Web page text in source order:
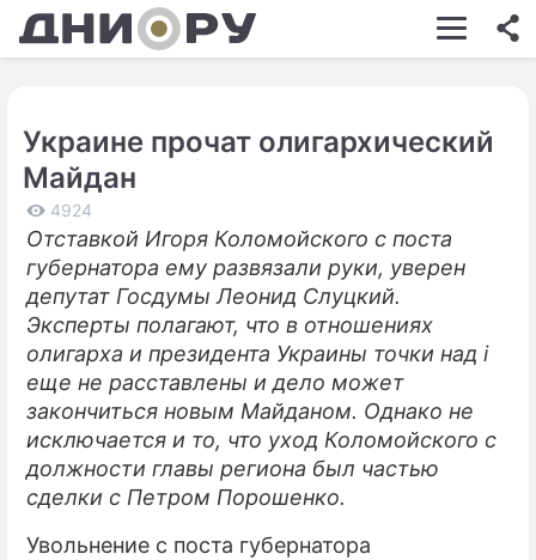
ШОУ-БИЗНЕС
КИНО
ЗДОРОВЬЕ
ЭКОНОМИКА
ПРОИСШЕСТВИЯ
СОННИК
СТИЛЬ ЖИЗНИ
Украине прочат олигархический
Майдан
4924
Отставкой Игоря Коломойского с поста
губернатора ему развязали руки, уверен
депутат Госдумы Леонид Слуцкий.
Эксперты полагают, что в отношениях
олигарха и президента Украины точки над i
еще не расставлены и дело может
закончиться новым Майданом. Однако не
исключается и то, что уход Коломойского с
должности главы региона был частью
сделки с Петром Порошенко.
Увольнение с поста губернатора